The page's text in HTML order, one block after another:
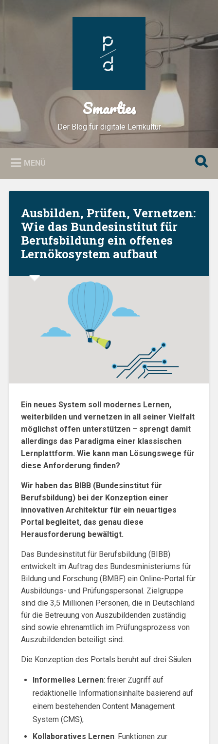
Smarties
Der Blog für digitale Lernkultur
MENÜ
Ausbilden, Prüfen, Vernetzen:
Wie das Bundesinstitut für
Berufsbildung ein offenes
Lernökosystem aufbaut
Ein neues System soll modernes Lernen,
weiterbilden und vernetzen in all seiner Vielfalt
möglichst offen unterstützen – sprengt damit
allerdings das Paradigma einer klassischen
Lernplattform. Wie kann man Lösungswege für
diese Anforderung finden?
Wir haben das BIBB (Bundesinstitut für
Berufsbildung) bei der Konzeption einer
innovativen Architektur für ein neuartiges
Portal begleitet, das genau diese
Herausforderung bewältigt.
Das Bundesinstitut für Berufsbildung (BIBB)
entwickelt im Auftrag des Bundesministeriums für
Bildung und Forschung (BMBF) ein Online-Portal für
Ausbildungs- und Prüfungspersonal. Zielgruppe
sind die 3,5 Millionen Personen, die in Deutschland
für die Betreuung von Auszubildenden zuständig
sind sowie ehrenamtlich im Prüfungsprozess von
Auszubildenden beteiligt sind.
Die Konzeption des Portals beruht auf drei Säulen:
Informelles Lernen: freier Zugriff auf
redaktionelle Informationsinhalte basierend auf
einem bestehenden Content Management
System (CMS);
Kollaboratives Lernen: Funktionen zur